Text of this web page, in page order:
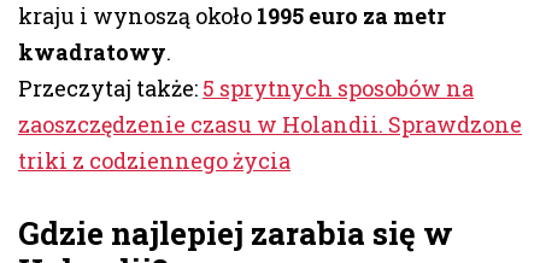
kraju i wynoszą około 1995 euro za metr
kwadratowy.
Przeczytaj także: 5 sprytnych sposobów na
zaoszczędzenie czasu w Holandii. Sprawdzone
triki z codziennego życia
Gdzie najlepiej zarabia się w